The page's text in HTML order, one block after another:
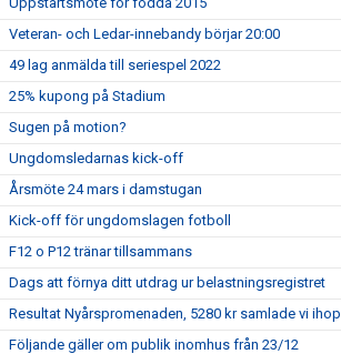
Veteran- och Ledar-innebandy börjar 20:00
49 lag anmälda till seriespel 2022
25% kupong på Stadium
Sugen på motion?
Ungdomsledarnas kick-off
Årsmöte 24 mars i damstugan
Kick-off för ungdomslagen fotboll
F12 o P12 tränar tillsammans
Dags att förnya ditt utdrag ur belastningsregistret
Resultat Nyårspromenaden, 5280 kr samlade vi ihop
Följande gäller om publik inomhus från 23/12